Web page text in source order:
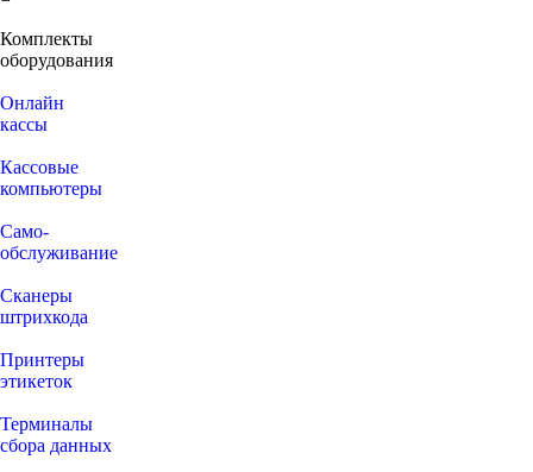
Комплекты
оборудования
Онлайн
кассы
Кассовые
компьютеры
Само-
обслуживание
Сканеры
штрихкода
Принтеры
этикеток
Терминалы
сбора данных